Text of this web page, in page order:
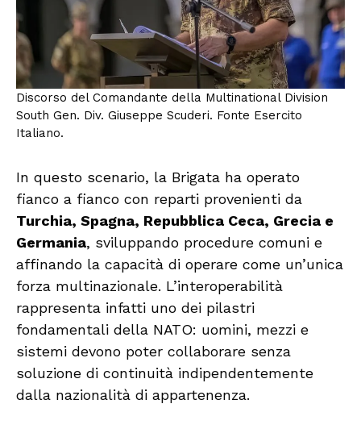
Discorso del Comandante della Multinational Division
South Gen. Div. Giuseppe Scuderi. Fonte Esercito
Italiano.
In questo scenario, la Brigata ha operato
fianco a fianco con reparti provenienti da
Turchia, Spagna, Repubblica Ceca, Grecia e
Germania, sviluppando procedure comuni e
affinando la capacità di operare come un’unica
forza multinazionale. L’interoperabilità
rappresenta infatti uno dei pilastri
fondamentali della NATO: uomini, mezzi e
sistemi devono poter collaborare senza
soluzione di continuità indipendentemente
dalla nazionalità di appartenenza.